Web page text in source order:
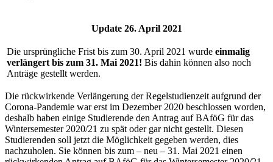
Update 26. April 2021
Die ursprüngliche Frist bis zum 30. April 2021 wurde einmalig
verlängert bis zum 31. Mai 2021! Bis dahin können also noch
Anträge gestellt werden.
Die rückwirkende Verlängerung der Regelstudienzeit aufgrund der
Corona-Pandemie war erst im Dezember 2020 beschlossen worden,
deshalb haben einige Studierende den Antrag auf BAföG für das
Wintersemester 2020/21 zu spät oder gar nicht gestellt. Diesen
Studierenden soll jetzt die Möglichkeit gegeben werden, dies
nachzuholen. Sie können bis zum – neu – 31. Mai 2021 einen